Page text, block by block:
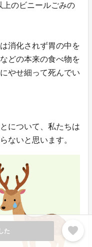
た favorite
上のビニールごみの
消化されず胃の中を
どの本来の食べ物を
やせ細って死んでい
について、私たちは
ないと思います。